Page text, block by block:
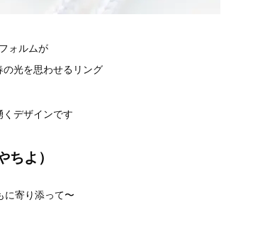
ォルムが
光を思わせるリング
くデザインです
ちよ ）
に寄り添って〜